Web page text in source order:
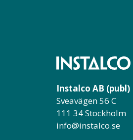
Instalco AB (publ)
Sveavägen 56 C
111 34 Stockholm
info@instalco.se